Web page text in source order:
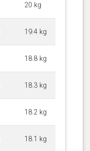
20 kg
19.4 kg
18.8 kg
18.3 kg
18.2 kg
18.1 kg